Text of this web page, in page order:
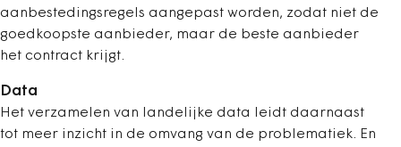
aanbestedingsregels aangepast worden, zodat niet de
goedkoopste aanbieder, maar de beste aanbieder
het contract krijgt.
Data
Het verzamelen van landelijke data leidt daarnaast
tot meer inzicht in de omvang van de problematiek. En